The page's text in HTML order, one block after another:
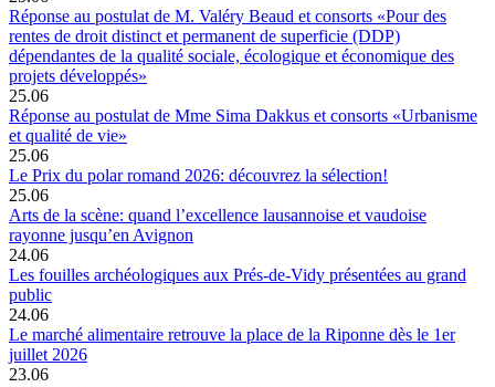
Réponse au postulat de M. Valéry Beaud et consorts «Pour des
rentes de droit distinct et permanent de superficie (DDP)
dépendantes de la qualité sociale, écologique et économique des
projets développés»
25.06
Réponse au postulat de Mme Sima Dakkus et consorts «Urbanisme
et qualité de vie»
25.06
Le Prix du polar romand 2026: découvrez la sélection!
25.06
Arts de la scène: quand l’excellence lausannoise et vaudoise
rayonne jusqu’en Avignon
24.06
Les fouilles archéologiques aux Prés-de-Vidy présentées au grand
public
24.06
Le marché alimentaire retrouve la place de la Riponne dès le 1er
juillet 2026
23.06